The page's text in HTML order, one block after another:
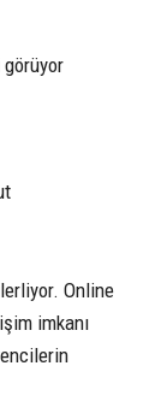
Online
imkanı